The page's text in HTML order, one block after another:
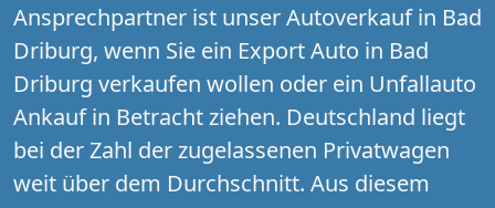
Ansprechpartner ist unser Autoverkauf in Bad
Driburg, wenn Sie ein Export Auto in Bad
Driburg verkaufen wollen oder ein Unfallauto
Ankauf in Betracht ziehen. Deutschland liegt
bei der Zahl der zugelassenen Privatwagen
weit über dem Durchschnitt. Aus diesem